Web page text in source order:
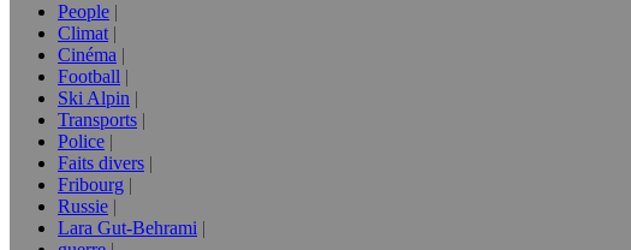
People
Climat
Cinéma
Football
Ski Alpin
Transports
Police
Faits divers
Fribourg
Russie
Lara Gut-Behrami